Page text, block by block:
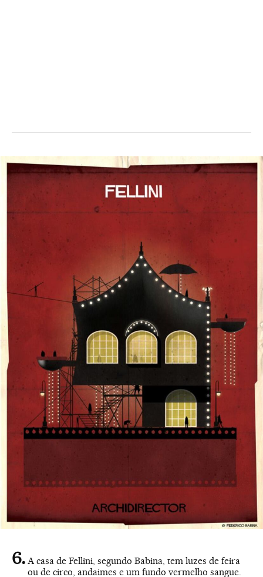
A casa de Fellini, segundo Babina, tem luzes de feira
ou de circo, andaimes e um fundo vermelho sangue.